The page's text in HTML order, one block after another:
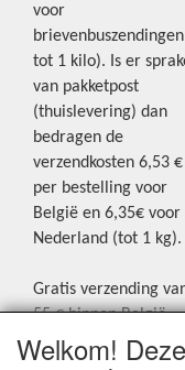
voor
brievenbuszendingen
tot 1 kilo). Is er
van pakketpost
(thuislevering) dan
bedragen de
verzendkosten 6,53 €
per bestelling voor
België en 6,35€ voor
Nederland (tot 1 kg).
Gratis verzending
55 € binnen België.
Gratis verzending
65 € naar Nederland.
Welkom!